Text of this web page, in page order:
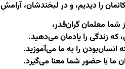
را دیدیم، و در لبخندشان،
معلمان گران‌قدر،
زندگی را یادمان می‌دهید.
انسان‌بودن را به ما می‌آموزید.
ما با حضور شما معنا می‌گیرد.